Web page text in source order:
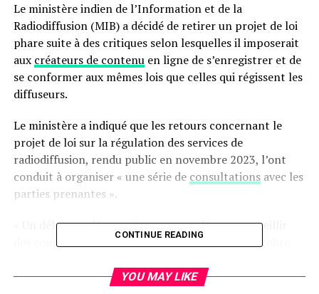
Le ministère indien de l’Information et de la
Radiodiffusion (MIB) a décidé de retirer un projet de loi
phare suite à des critiques selon lesquelles il imposerait
aux créateurs de contenuen ligne de s’enregistrer et de
se conformer aux mêmes lois que celles qui régissent les
diffuseurs.
Le ministère a indiqué que les retours concernant le
projet de loi sur la régulation des services de
radiodiffusion, rendu public en novembre 2023, l’ont
conduit à organiser « une série de consultationsavec les
parties prenantes ».
« Un délai supplémentaire est accordé pour recueillir
des commentaires et suggestions jusqu’au 15 octobre
consultations approfondies », a précisé le MIB.
CONTINUE READING
YOU MAY LIKE